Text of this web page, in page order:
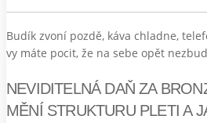
Budík zvoní pozdě, káva chladne,
vy máte pocit, že na sebe opět
NEVIDITELNÁ DAŇ ZA
MĚNÍ STRUKTURU PLETI A